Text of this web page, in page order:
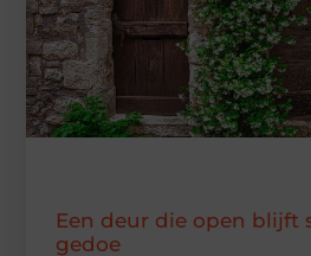
Een deur die open blijft
gedoe